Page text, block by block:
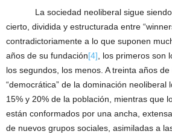
La sociedad neoliberal sigue siendo
cierto, dividida y estructurada entre
contradictoriamente a lo que suponen
años de su fundación[4] , los primeros son
los segundos, los menos. A treinta años
“democrática” de la dominación neoliberal
15% y 20% de la población, mientras que
están conformados por una ancha,
de nuevos grupos sociales, asimiladas a